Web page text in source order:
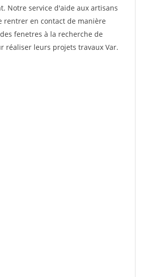
Notre service d'aide aux artisans
rentrer en contact de manière
fenetres à la recherche de
réaliser leurs projets travaux Var.